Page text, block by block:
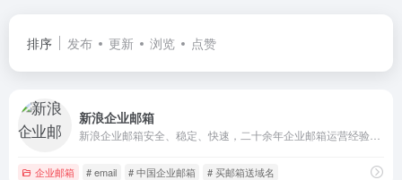
排序 发布 更新 浏览 点赞
新浪企业邮箱
企业邮箱 # email # 中国企业邮箱 # 买邮箱送域名